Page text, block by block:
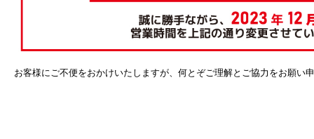
お客様にご不便をおかけいたしますが、何とぞご理解とご協力をお願い